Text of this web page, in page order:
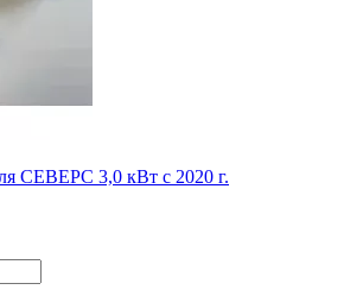
СЕВЕРС 3,0 кВт с 2020 г.